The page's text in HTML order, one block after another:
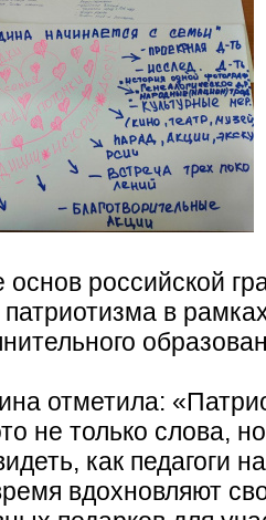
российской
в
отметила:
не только слова,
как педагоги
вдохновляют